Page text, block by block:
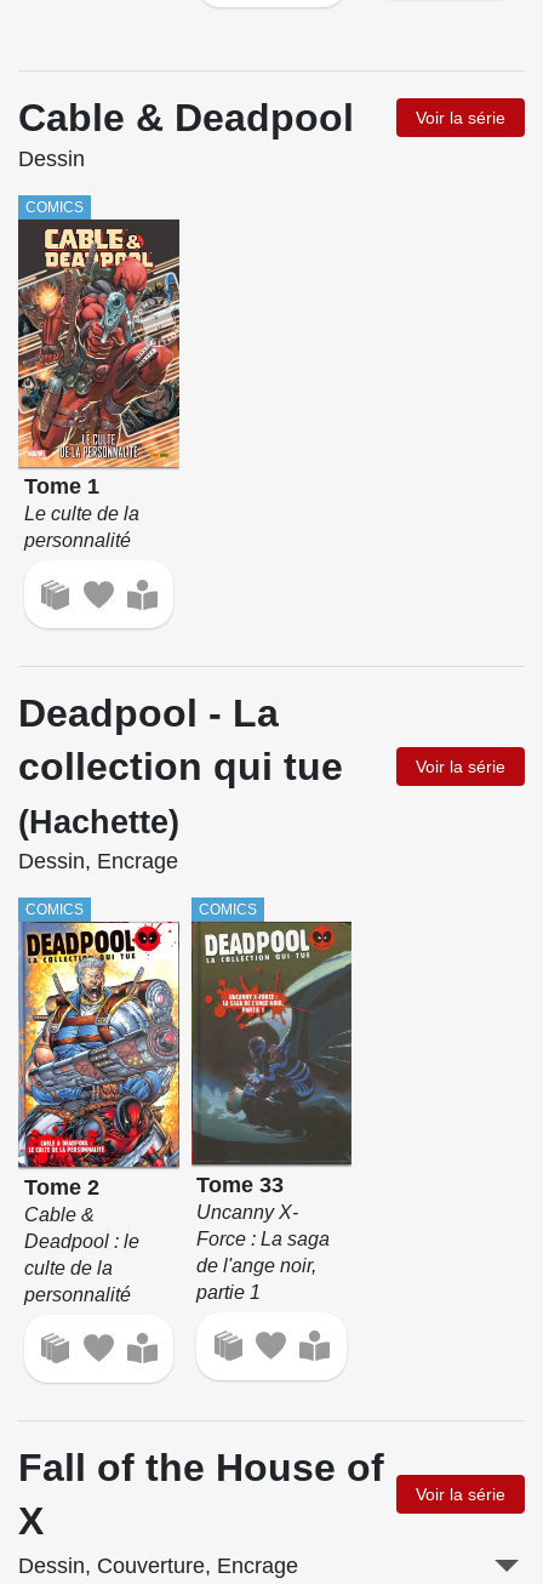
Cable & Deadpool Voir la série
Dessin
COMICS
Tome 1
Le culte de la
personnalité
Deadpool - La
collection qui tue
(Hachette)
Voir la série
Dessin, Encrage
COMICS
Tome 2
Cable &
Deadpool : le
culte de la
personnalité
COMICS
Tome 33
Uncanny X-
Force : La saga
de l'ange noir,
partie 1
Fall of the House of
X
Voir la série
Dessin, Couverture, Encrage